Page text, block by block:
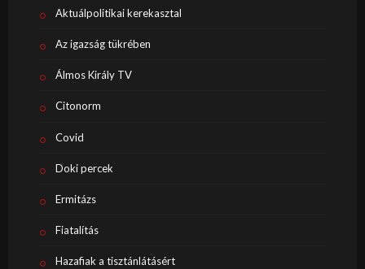
Aktuálpolitikai kerekasztal
Az igazság tükrében
Álmos Király TV
Citonorm
Covid
Doki percek
Ermitázs
Fiatalítás
Hazafiak a tisztánlátásért